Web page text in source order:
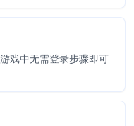
戏中无需登录步骤即可